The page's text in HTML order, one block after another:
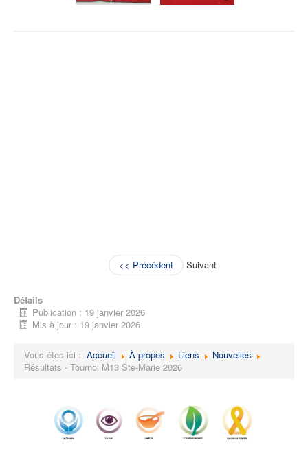
<< Précédent Suivant
Détails
Publication : 19 janvier 2026
Mis à jour : 19 janvier 2026
Vous êtes ici : Accueil À propos Liens
Nouvelles
Résultats - Tournoi M13 Ste-Marie 2026